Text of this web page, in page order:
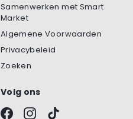
Samenwerken met Smart
Market
Algemene Voorwaarden
Privacybeleid
Zoeken
Volg ons
FacebookInstagram
TikTok